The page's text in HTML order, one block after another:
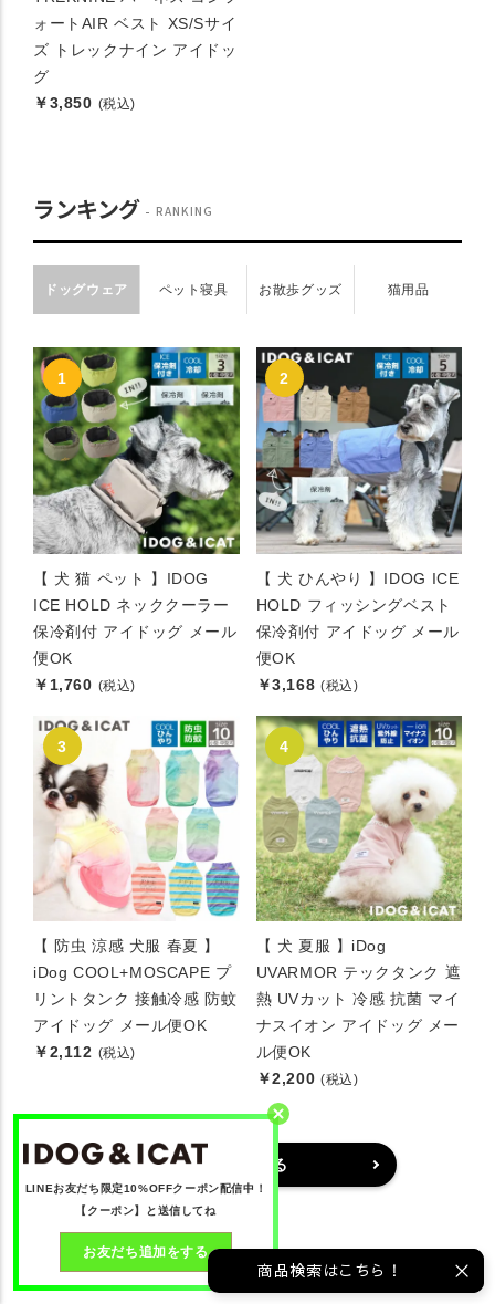
ォートAIR ベスト XS/Sサイ
ズ トレックナイン アイドッ
グ
￥3,850 (税込)
ランキング RANKING
ドッグウェア ペット寝具 お散歩グッズ 猫用品
【 犬 猫 ペット 】IDOG
ICE HOLD ネッククーラー
保冷剤付 アイドッグ メール
便OK
￥1,760 (税込)
【 犬 ひんやり 】IDOG ICE
HOLD フィッシングベスト
保冷剤付 アイドッグ メール
便OK
￥3,168 (税込)
【 防虫 涼感 犬服 春夏 】
iDog COOL+MOSCAPE プ
リントタンク 接触冷感 防蚊
アイドッグ メール便OK
￥2,112 (税込)
【 犬 夏服 】iDog
UVARMOR テックタンク 遮
熱 UVカット 冷感 抗菌 マイ
ナスイオン アイドッグ メー
ル便OK
￥2,200 (税込)
詳しく見る
LINEお友だち限定10%OFFクーポン配信中！
【クーポン】と送信してね
お友だち追加をする
商品検索はこちら！